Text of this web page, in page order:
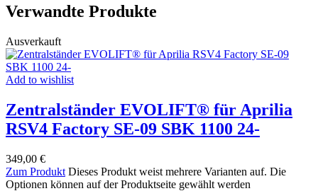
Verwandte Produkte
Ausverkauft
Add to wishlist
Zentralständer EVOLIFT® für Aprilia
RSV4 Factory SE-09 SBK 1100 24-
349,00 €
Zum Produkt Dieses Produkt weist mehrere Varianten auf. Die
Optionen können auf der Produktseite gewählt werden